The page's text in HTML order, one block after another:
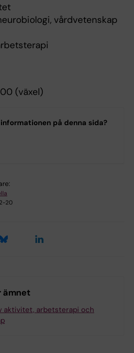
vårdvetenskap
(växel)
på denna sida?
20
ämnet
aktivitet, arbetsterapi och